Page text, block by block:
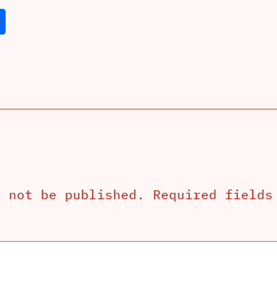
Share
be published. Required fields